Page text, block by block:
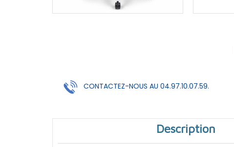
CONTACTEZ-NOUS AU 04.97.10.07.59.
Description